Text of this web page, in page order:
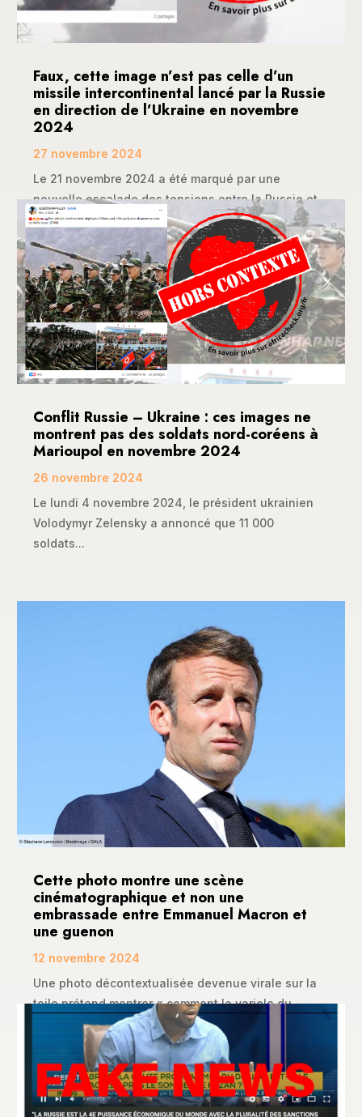
Faux, cette image n’est pas celle d’un
missile intercontinental lancé par la Russie
en direction de l’Ukraine en novembre
2024
27 novembre 2024
Le 21 novembre 2024 a été marqué par une
nouvelle escalade des tensions entre la Russie et...
Conflit Russie – Ukraine : ces images ne
montrent pas des soldats nord-coréens à
Marioupol en novembre 2024
26 novembre 2024
Le lundi 4 novembre 2024, le président ukrainien
Volodymyr Zelensky a annoncé que 11 000
soldats...
Cette photo montre une scène
cinématographique et non une
embrassade entre Emmanuel Macron et
une guenon
12 novembre 2024
Une photo décontextualisée devenue virale sur la
toile prétend montrer « comment la variole du...